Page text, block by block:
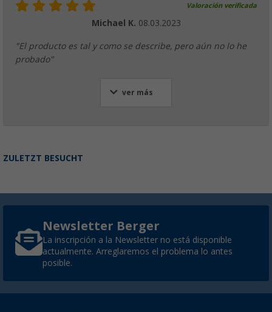
Valoración verificada
Michael K. 08.03.2023
"El producto es tal y como se describe, pero aún no lo he
probado"
ver más
ZULETZT BESUCHT
Newsletter Berger
La inscripción a la Newsletter no está disponible
actualmente. Arreglaremos el problema lo antes
posible.